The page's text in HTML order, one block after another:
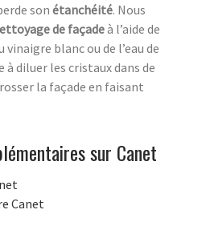
son étanchéité. Nous
de façadeà l’aide de
vinaigre blanc ou de l’eau de
à diluer les cristaux dans de
la façade en faisant
sur Canet
Canet